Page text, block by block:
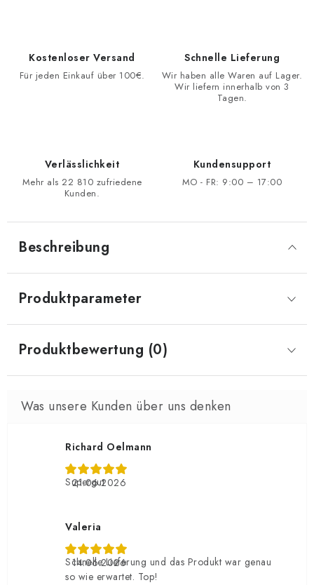
Kostenloser Versand
Für jeden Einkauf über 100€.
Schnelle Lieferung
Wir haben alle Waren auf Lager.
Wir liefern innerhalb von 3
Tagen.
Verlässlichkeit
Mehr als 22 810 zufriedene
Kunden.
Kundensupport
MO - FR: 9:00 – 17:00
Beschreibung
Produktparameter
Produktbewertung (0)
Richard Oelmann
21.06.2026
Supergut
Valeria
14.06.2026
Schnelle Lieferung und das Produkt war genau
so wie erwartet. Top!